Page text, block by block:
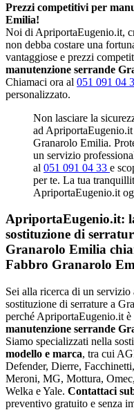
Prezzi competitivi per
Emilia!
Noi di ApriportaEugenio.it,
non debba costare una
vantaggiose e prezzi
manutenzione serrande
Chiamaci ora al 051 091 04
personalizzato.
Non lasciare la
ad ApriportaEugenio.it
Granarolo Emilia.
un servizio
al 051 091 04 33 e
per te. La tua
ApriportaEugenio.it
ApriportaEugenio.it:
sostituzione di
Granarolo Emilia
Fabbro Granarolo
Sei alla ricerca di un
sostituzione di serrature a
perché ApriportaEugenio.it
manutenzione serrande
Siamo specializzati nella
modello e marca, tra cui
Defender, Dierre,
Meroni, MG, Mottura,
Welka e Yale. Contattaci
preventivo gratuito e senza